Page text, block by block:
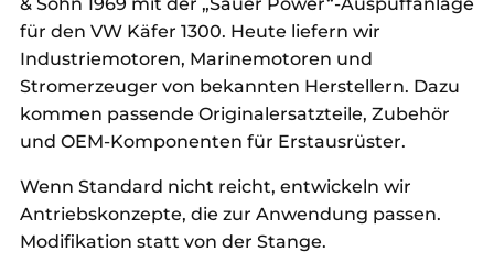
für den VW Käfer 1300. Heute liefern wir
Industriemotoren, Marinemotoren und
Stromerzeuger von bekannten Herstellern. Dazu
kommen passende Originalersatzteile, Zubehör
und OEM-Komponenten für Erstausrüster.
Wenn Standard nicht reicht, entwickeln wir
Antriebskonzepte, die zur Anwendung passen.
Modifikation statt von der Stange.